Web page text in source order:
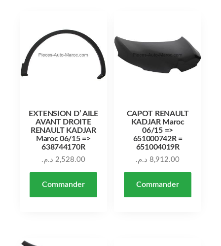
EXTENSION D’ AILE
AVANT DROITE
RENAULT KADJAR
Maroc 06/15 =>
638744170R
2,528.00 د.م.
Commander
CAPOT RENAULT
KADJAR Maroc
06/15 =>
651000742R =
651004019R
8,912.00 د.م.
Commander